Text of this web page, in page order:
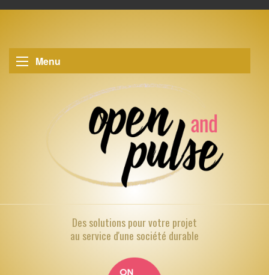
Menu
Des solutions pourvotre projet
au service d'une société durable